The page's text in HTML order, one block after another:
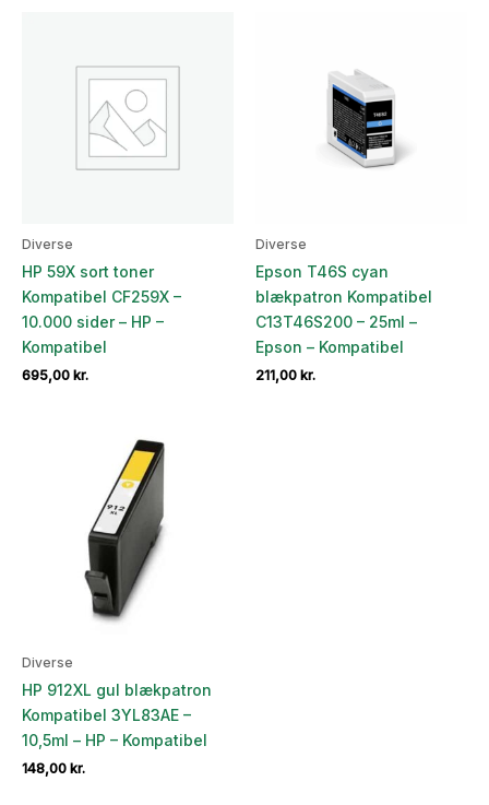
Diverse
HP 59X sort toner
Kompatibel CF259X –
10.000 sider – HP –
Kompatibel
695,00 kr.
Diverse
Epson T46S cyan
blækpatron Kompatibel
C13T46S200 – 25ml –
Epson – Kompatibel
211,00 kr.
Diverse
HP 912XL gul blækpatron
Kompatibel 3YL83AE –
10,5ml – HP – Kompatibel
148,00 kr.